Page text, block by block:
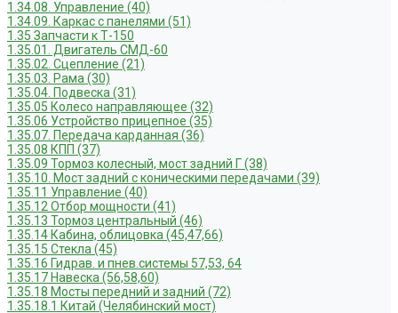
1.34.08. Управление (40)
1.34.09. Каркас с панелями (51)
1.35 Запчасти к Т-150
1.35.01. Двигатель СМД-60
1.35.02. Сцепление (21)
1.35.03. Рама (30)
1.35.04. Подвеска (31)
1.35.05 Колесо направляющее (32)
1.35.06 Устройство прицепное (35)
1.35.07. Передача карданная (36)
1.35.08 КПП (37)
1.35.09 Тормоз колесный, мост задний Г (38)
1.35.10. Мост задний с коническими передачами (39)
1.35.11 Управление (40)
1.35.12 Отбор мощности (41)
1.35.13 Тормоз центральный (46)
1.35.14 Кабина, облицовка (45,47,66)
1.35.15 Стекла (45)
1.35.16 Гидрав. и пнев.системы 57,53, 64
1.35.17 Навеска (56,58,60)
1.35.18 Мосты передний и задний (72)
1.35.18.1 Китай (Челябинский мост)